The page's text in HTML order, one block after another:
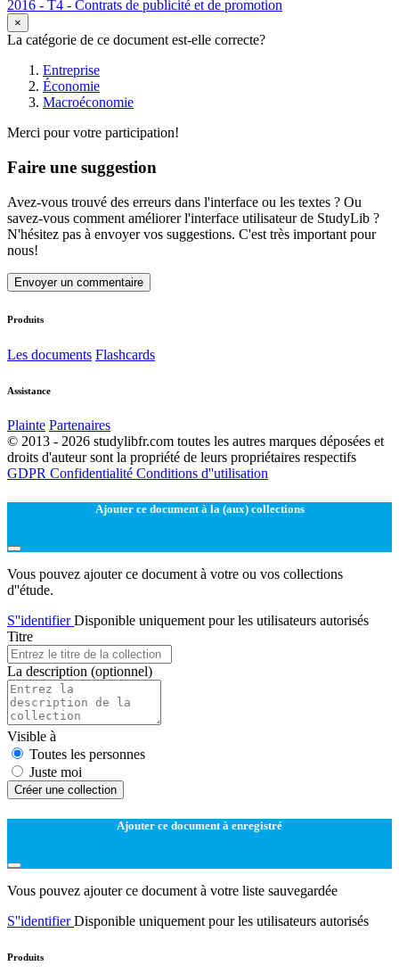
2016 - T4 - Contrats de publicité et de promotion
×
La catégorie de ce document est-elle correcte?
Entreprise
Économie
Macroéconomie
Merci pour votre participation!
Faire une suggestion
Avez-vous trouvé des erreurs dans l'interface ou les textes ? Ou
savez-vous comment améliorer l'interface utilisateur de StudyLib ?
N'hésitez pas à envoyer vos suggestions. C'est très important pour
nous!
Envoyer un commentaire
Produits
Les documents Flashcards
Assistance
Plainte Partenaires
© 2013 - 2026 studylibfr.com toutes les autres marques déposées et
droits d'auteur sont la propriété de leurs propriétaires respectifs
GDPR Confidentialité Conditions d''utilisation
Ajouter ce document à la (aux) collections
Vous pouvez ajouter ce document à votre ou vos collections
d''étude.
S''identifierDisponible uniquement pour les utilisateurs autorisés
Titre
La description (optionnel)
Visible à
Toutes les personnes
Juste moi
Créer une collection
Ajouter ce document à enregistré
Vous pouvez ajouter ce document à votre liste sauvegardée
S''identifierDisponible uniquement pour les utilisateurs autorisés
Produits